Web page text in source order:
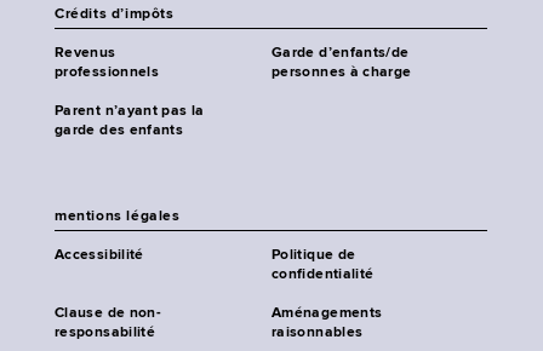
Crédits d’impôts
Revenus
professionnels
Garde d’enfants/de
personnes à charge
Parent n’ayant pas la
garde des enfants
mentions légales
Accessibilité
Politique de
confidentialité
Clause de non-
responsabilité
Aménagements
raisonnables